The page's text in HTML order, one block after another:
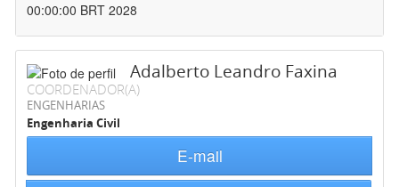
00:00:00 BRT 2028
Adalberto Leandro Faxina
COORDENADOR(A)
ENGENHARIAS
Engenharia Civil
E-mail